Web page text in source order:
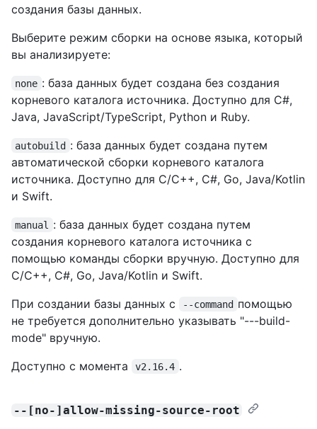
создания базы данных.
Выберите режим сборки на основе языка, который
вы анализируете:
none : база данных будет создана без создания
корневого каталога источника. Доступно для C#,
Java, JavaScript/TypeScript, Python и Ruby.
autobuild : база данных будет создана путем
автоматической сборки корневого каталога
источника. Доступно для C/C++, C#, Go, Java/Kotlin
и Swift.
manual
: база данных будет создана путем
создания корневого каталога источника с
помощью команды сборки вручную. Доступно для
C/C++, C#, Go, Java/Kotlin и Swift.
При создании базы данных с
--command помощью
не требуется дополнительно указывать "---build-
mode" вручную.
Доступно с момента
v2.16.4 .
--[no-]allow-missing-source-root